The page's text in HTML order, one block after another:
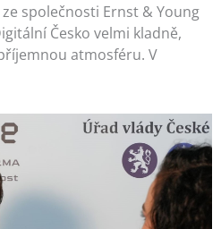
společnosti Ernst & Young
Česko velmi kladně,
atmosféru. V